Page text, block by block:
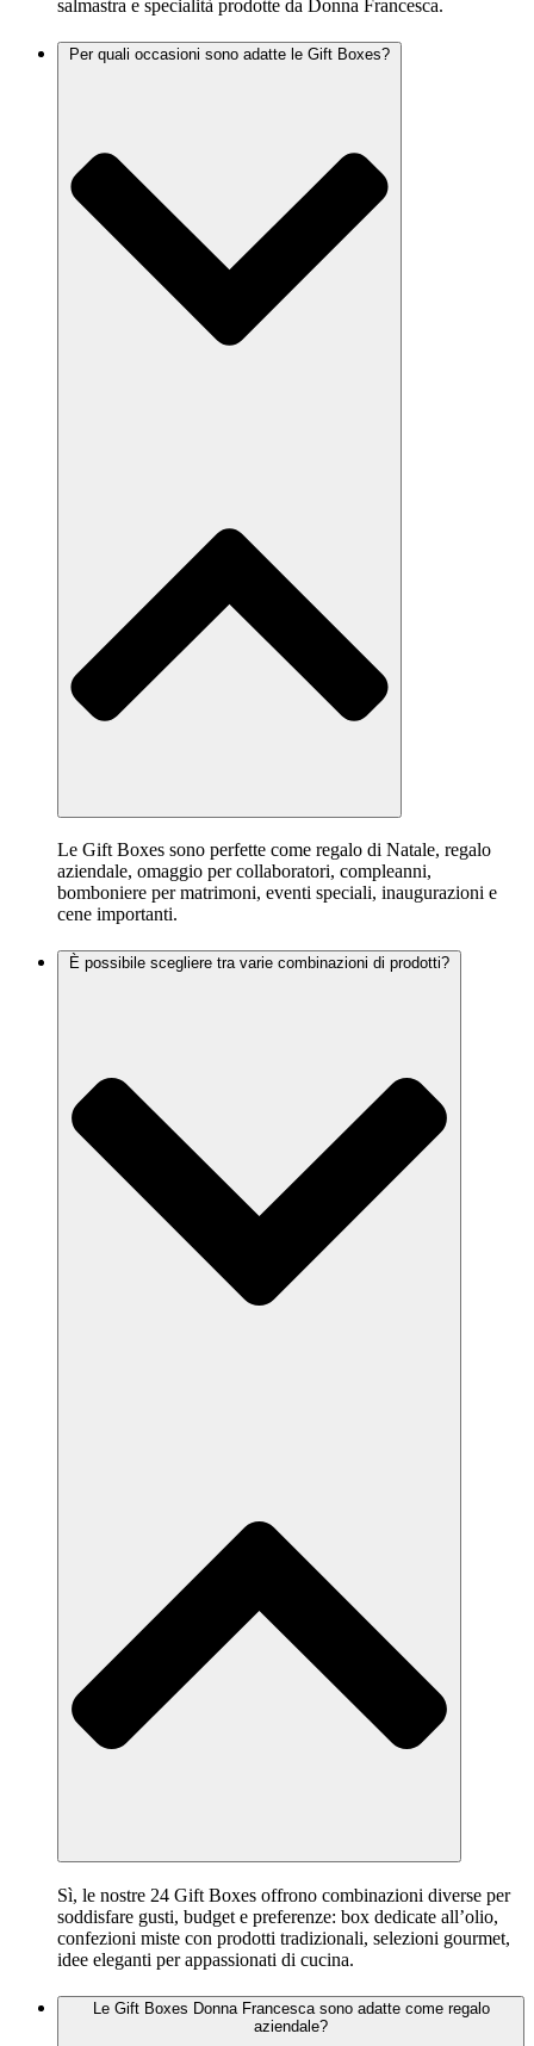
salmastra e specialità prodotte da Donna Francesca.
Per quali occasioni sono adatte le Gift Boxes?
Le Gift Boxes sono perfette come regalo di Natale, regalo
aziendale, omaggio per collaboratori, compleanni,
bomboniere per matrimoni, eventi speciali, inaugurazioni e
cene importanti.
È possibile scegliere tra varie combinazioni di prodotti?
Sì, le nostre 24 Gift Boxes offrono combinazioni diverse per
soddisfare gusti, budget e preferenze: box dedicate all’olio,
confezioni miste con prodotti tradizionali, selezioni gourmet,
idee eleganti per appassionati di cucina.
Le Gift Boxes Donna Francesca sono adatte come regalo
aziendale?